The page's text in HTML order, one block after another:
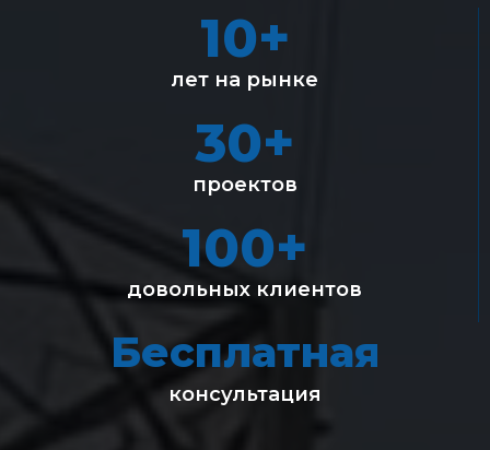
10+
лет на рынке
30+
проектов
100+
довольных клиентов
Бесплатная
консультация